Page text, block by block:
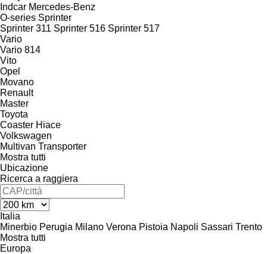
Indcar Mercedes-Benz
O-series Sprinter
Sprinter 311 Sprinter 516 Sprinter 517
Vario
Vario 814
Vito
Opel
Movano
Renault
Master
Toyota
Coaster Hiace
Volkswagen
Multivan Transporter
Mostra tutti
Ubicazione
Ricerca a raggiera
Italia
Minerbio Perugia Milano Verona Pistoia Napoli Sassari Trento
Mostra tutti
Europa